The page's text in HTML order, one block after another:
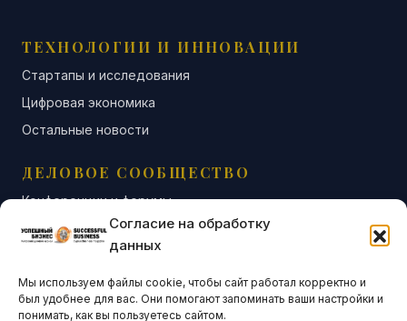
Согласие на обработку
данных
Мы используем файлы cookie, чтобы сайт работал корректно и
был удобнее для вас. Они помогают запоминать ваши настройки и
понимать, как вы пользуетесь сайтом.
ТЕХНОЛОГИИ И ИННОВАЦИИ
Стартапы и исследования
Цифровая экономика
Остальные новости
ДЕЛОВОЕ СООБЩЕСТВО
Конференции и форумы
Бизнес-клубы и ассоциации
Остальные новости
АНАЛИТИКА И СТАТИСТИКА